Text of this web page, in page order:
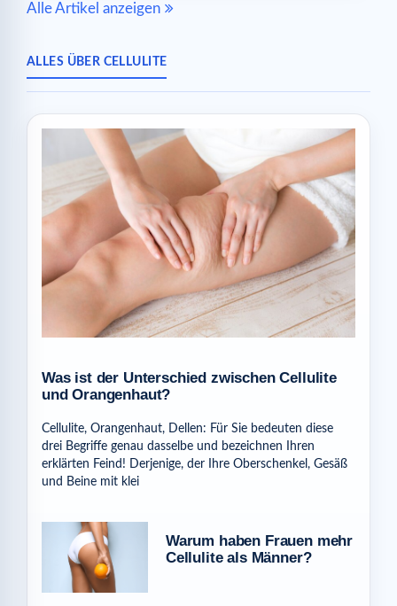
Alle Artikel anzeigen
ALLES ÜBER CELLULITE
Was ist der Unterschied zwischen Cellulite
und Orangenhaut?
Cellulite, Orangenhaut, Dellen: Für Sie bedeuten diese
drei Begriffe genau dasselbe und bezeichnen Ihren
erklärten Feind! Derjenige, der Ihre Oberschenkel, Gesäß
und Beine mit klei
Warum haben Frauen mehr
Cellulite als Männer?